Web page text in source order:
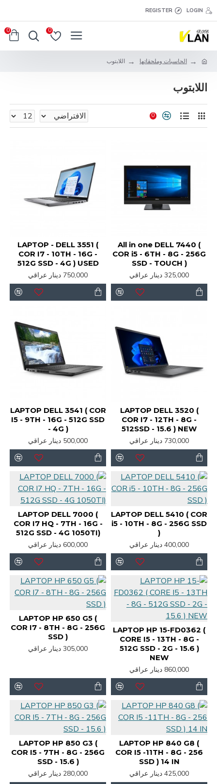
LOGIN
REGISTER
0
0
الحاسبات وملحقاتها اللابتوب
اللابتوب
0
All in one DELL 7440 (
COR i5 - 6TH - 8G - 256G
SSD - TOUCH )
325,000 دينار عراقي
LAPTOP - DELL 3551 (
COR I7 - 10TH - 16G -
512G SSD - 4G ) USED
750,000 دينار عراقي
LAPTOP DELL 3520 (
COR I7 - 12TH - 8G -
512SSD - 15.6 ) NEW
730,000 دينار عراقي
LAPTOP DELL 3541 ( COR
I5 - 9TH - 16G - 512G SSD
- 4G )
500,000 دينار عراقي
LAPTOP DELL 5410 ( COR
i5 - 10TH - 8G - 256G SSD
)
400,000 دينار عراقي
LAPTOP DELL 7000 (
COR I7 HQ - 7TH - 16G -
512G SSD - 4G 1050TI)
600,000 دينار عراقي
LAPTOP HP 15-FD0362 (
CORE I5 - 13TH - 8G -
512G SSD - 2G - 15.6 )
NEW
860,000 دينار عراقي
LAPTOP HP 650 G5 (
COR I7 - 8TH - 8G - 256G
SSD )
305,000 دينار عراقي
LAPTOP HP 840 G8 (
COR I5 -11TH - 8G - 256
SSD ) 14 IN
425,000 دينار عراقي
LAPTOP HP 850 G3 (
COR I5 - 7TH - 8G - 256G
SSD - 15.6 )
280,000 دينار عراقي